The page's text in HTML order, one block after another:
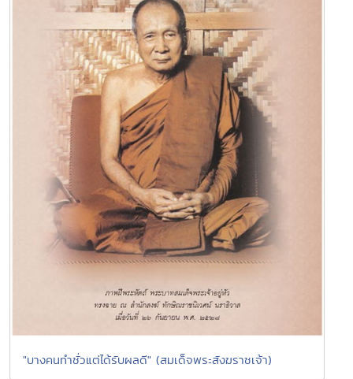
"บางคนทำชั่วแต่ได้รับผลดี" (สมเด็จพระสังฆราชเจ้า)